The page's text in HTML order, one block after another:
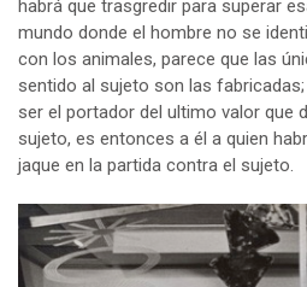
habrá que trasgredir para superar
mundo donde el hombre no se
con los animales, parece que las
sentido al sujeto son las
ser el portador del ultimo valor que
sujeto, es entonces a él a quien
jaque en la partida contra el sujeto.